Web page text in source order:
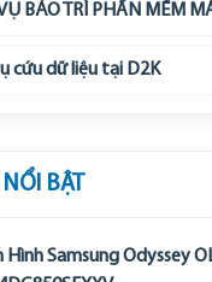
BẢO TRÌ PHẦN MỀM
cứu dữ liệu tại D2K
BẬT
Hình Samsung Odyssey